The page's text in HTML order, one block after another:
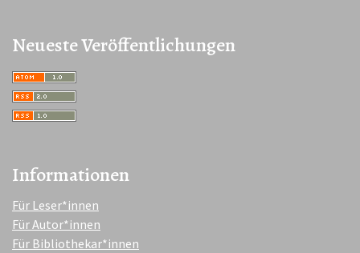
Neueste Veröffentlichungen
Informationen
Für Leser*innen
Für Autor*innen
Für Bibliothekar*innen